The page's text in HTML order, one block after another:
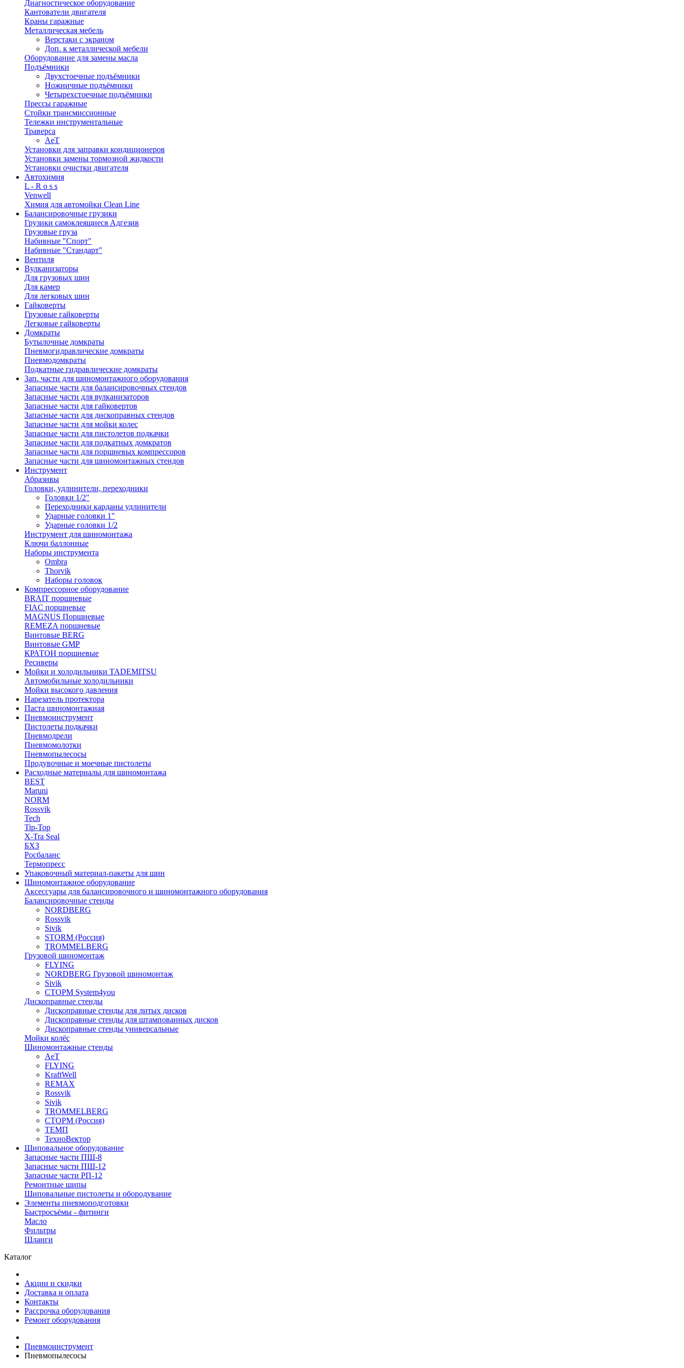
Диагностическое оборудование
Кантователи двигателя
Краны гаражные
Металлическая мебель
Верстаки с экраном
Доп. к металлической мебели
Оборудование для замены масла
Подъёмники
Двухстоечные подъёмники
Ножничные подъёмники
Четырехстоечные подъёмники
Прессы гаражные
Стойки трансмиссионные
Тележки инструментальные
Траверса
AeT
Установки для заправки кондиционеров
Установки замены тормозной жидкости
Установки очистки двигателя
Автохимия
L - R o s s
Venwell
Химия для автомойки Clean Line
Балансировочные грузики
Грузики самоклеящиеся Адгезив
Грузовые груза
Набивные "Спорт"
Набивные "Стандарт"
Вентиля
Вулканизаторы
Для грузовых шин
Для камер
Для легковых шин
Гайковерты
Грузовые гайковерты
Легковые гайковерты
Домкраты
Бутылочные домкраты
Пневмогидравлические домкраты
Пневмодомкраты
Подкатные гидравлические домкраты
Зап. части для шиномонтажного оборудования
Запасные части для балансировочных стендов
Запасные части для вулканизаторов
Запасные части для гайковертов
Запасные части для дископравных стендов
Запасные части для мойки колес
Запасные части для пистолетов подкачки
Запасные части для подкатных домкратов
Запасные части для поршневых компрессоров
Запасные части для шиномонтажных стендов
Инструмент
Абразивы
Головки, удлинители, переходники
Головки 1/2"
Переходники карданы удлинители
Ударные головки 1"
Ударные головки 1/2
Инструмент для шиномонтажа
Ключи баллонные
Наборы инструмента
Ombra
Thorvik
Наборы головок
Компрессорное оборудование
BRAIT поршневые
FIAC поршневые
MAGNUS Поршневые
REMEZA поршневые
Винтовые BERG
Винтовые GMP
КРАТОН поршневые
Ресиверы
Мойки и холодильники TADEMITSU
Автомобильные холодильники
Мойки высокого давления
Нарезатель протектора
Паста шиномонтажная
Пневмоинструмент
Пистолеты подкачки
Пневмодрели
Пневмомолотки
Пневмопылесосы
Продувочные и моечные пистолеты
Расходные материалы для шиномонтажа
BEST
Maruni
NORM
Rossvik
Tech
Tip-Top
X-Tra Seal
БХЗ
Росбаланс
Термопресс
Упаковочный материал-пакеты для шин
Шиномонтажное оборудование
Аксессуары для балансировочного и шиномонтажного оборудования
Балансировочные стенды
NORDBERG
Rossvik
Sivik
STORM (Россия)
TROMMELBERG
Грузовой шиномонтаж
FLYING
NORDBERG Грузовой шиномонтаж
Sivik
СТОРМ System4you
Дископравные стенды
Дископравные стенды для литых дисков
Дископравные стенды для штампованных дисков
Дископравные стенды универсальные
Мойки колёс
Шиномонтажные стенды
AeT
FLYING
KraftWell
REMAX
Rossvik
Sivik
TROMMELBERG
СТОРМ (Россия)
ТЕМП
ТехноВектор
Шиповальное оборудование
Запасные части ПШ-8
Запасные части ПШ-12
Запасные части РП-12
Ремонтные шипы
Шиповальные пистолеты и обородувание
Элементы пневмоподготовки
Быстросъёмы - фитинги
Масло
Фильтры
Шланги
Каталог
Акции и скидки
Доставка и оплата
Контакты
Рассрочка оборудования
Ремонт оборудования
Пневмоинструмент
Пневмопылесосы